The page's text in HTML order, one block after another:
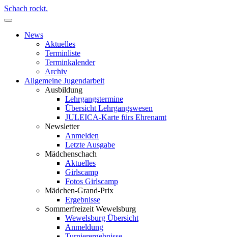
Schach rockt.
News
Aktuelles
Terminliste
Terminkalender
Archiv
Allgemeine Jugendarbeit
Ausbildung
Lehrgangstermine
Übersicht Lehrgangswesen
JULEICA-Karte fürs Ehrenamt
Newsletter
Anmelden
Letzte Ausgabe
Mädchenschach
Aktuelles
Girlscamp
Fotos Girlscamp
Mädchen-Grand-Prix
Ergebnisse
Sommerfreizeit Wewelsburg
Wewelsburg Übersicht
Anmeldung